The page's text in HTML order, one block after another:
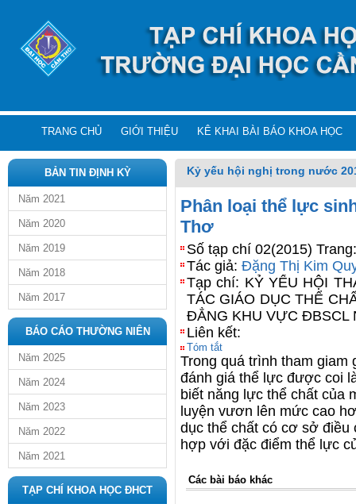
TRANG CHỦ GIỚI THIỆU KÊ KHAI BÀI BÁO KHOA HỌC
BẢN TIN ĐỊNH KỲ
Năm 2021
Năm 2020
Năm 2019
Năm 2018
Năm 2017
BÁO CÁO THƯỜNG NIÊN
Năm 2025
Năm 2024
Năm 2023
Năm 2022
Năm 2021
TẠP CHÍ KHOA HỌC ĐHCT
Kỷ yếu hội nghị trong nước
Phân loại thể lực
Thơ
Số tạp chí 02(2015)
Tác giả: Đặng Thị Kim
Tạp chí: KỶ YẾU HỘI
TÁC GIÁO DỤC THỂ
ĐẲNG KHU VỰC ĐBSCL
Liên kết:
Tóm tắt
Trong quá trình tham giam
đánh giá thể lực được coi
biết năng lực thể chất của
luyện vươn lên mức cao
dục thể chất có cơ sở điều
hợp với đặc điểm thể lực
Các bài báo khác